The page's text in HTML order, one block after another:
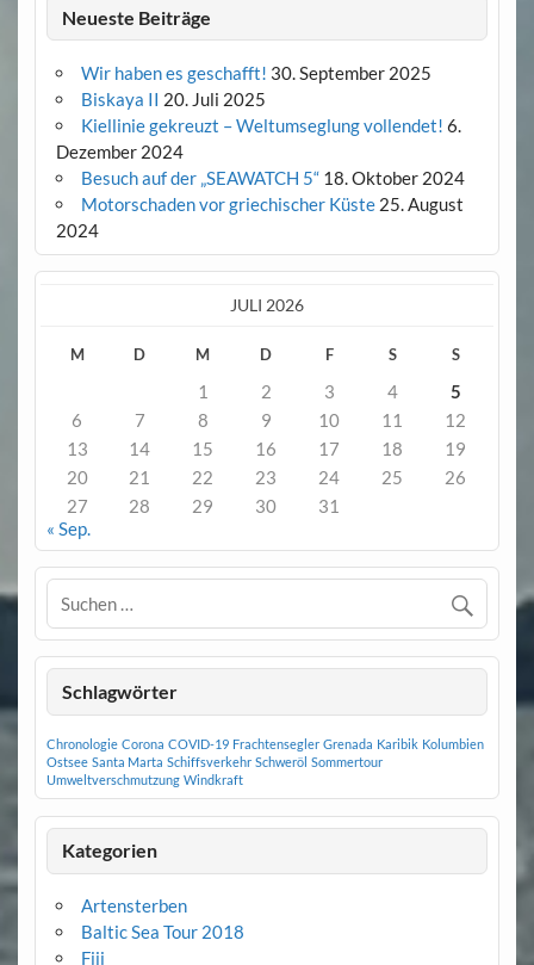
Neueste Beiträge
Wir haben es geschafft! 30. September 2025
Biskaya II 20. Juli 2025
Kiellinie gekreuzt – Weltumseglung vollendet! 6.
Dezember 2024
Besuch auf der „SEAWATCH 5“ 18. Oktober 2024
Motorschaden vor griechischer Küste 25. August
2024
JULI 2026
M D M D F S S
1 2 3 4
5
6
7 8 9 10 11
12
13
14 15 16 17 18
19
20
21 22 23 24 25
26
27
28 29 30
31
« Sep.
Schlagwörter
Chronologie Corona COVID-19 Frachtensegler Grenada Karibik Kolumbien
Ostsee Santa Marta Schiffsverkehr Schweröl Sommertour
Umweltverschmutzung Windkraft
Kategorien
Artensterben
Baltic Sea Tour 2018
Fiji